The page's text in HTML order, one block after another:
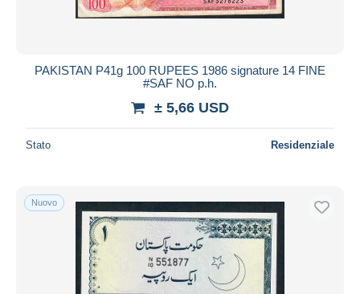
PAKISTAN P41g 100 RUPEES 1986 signature 14 FINE
#SAF NO p.h.
± 5,66 USD
Stato Residenziale
Nuovo